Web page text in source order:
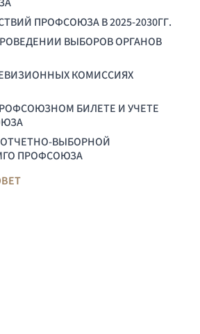
ПРОФСОЮЗА В 2025-2030ГГ.
ВЫБОРОВ ОРГАНОВ
КОМИССИЯХ
БИЛЕТЕ И УЧЕТЕ
ОТЧЕТНО-ВЫБОРНОЙ
ПРОФСОЮЗА